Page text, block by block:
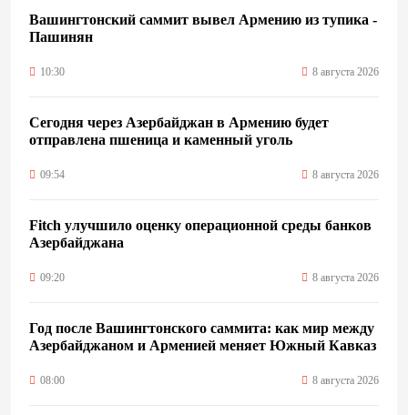
Вашингтонский саммит вывел Армению из тупика -
Пашинян
10:30 8 августа 2026
Сегодня через Азербайджан в Армению будет
отправлена пшеница и каменный уголь
09:54 8 августа 2026
Fitch улучшило оценку операционной среды банков
Азербайджана
09:20 8 августа 2026
Год после Вашингтонского саммита: как мир между
Азербайджаном и Арменией меняет Южный Кавказ
08:00 8 августа 2026